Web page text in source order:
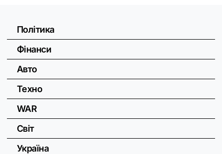
Політика
Фінанси
Авто
Техно
WAR
Світ
Україна